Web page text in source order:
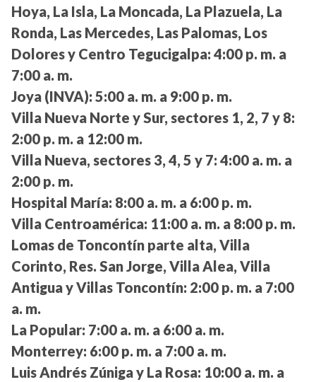
Hoya, La Isla, La Moncada, La Plazuela, La
Ronda, Las Mercedes, Las Palomas, Los
Dolores y Centro Tegucigalpa: 4:00 p. m. a
7:00 a. m.
Joya (INVA): 5:00 a. m. a 9:00 p. m.
Villa Nueva Norte y Sur, sectores 1, 2, 7 y 8:
2:00 p. m. a 12:00 m.
Villa Nueva, sectores 3, 4, 5 y 7: 4:00 a. m. a
2:00 p. m.
Hospital María: 8:00 a. m. a 6:00 p. m.
Villa Centroamérica: 11:00 a. m. a 8:00 p. m.
Lomas de Toncontín parte alta, Villa
Corinto, Res. San Jorge, Villa Alea, Villa
Antigua y Villas Toncontín: 2:00 p. m. a 7:00
a. m.
La Popular: 7:00 a. m. a 6:00 a. m.
Monterrey: 6:00 p. m. a 7:00 a. m.
Luis Andrés Zúniga y La Rosa: 10:00 a. m. a